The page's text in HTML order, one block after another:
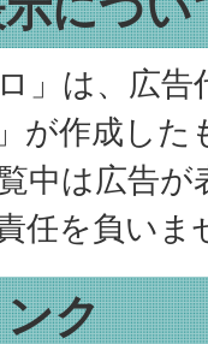
ロ」は、広
が作成した
中は広告
任を負いま
ク